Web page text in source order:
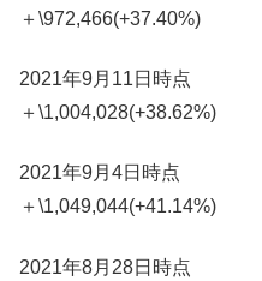
＋\972,466(+37.40%)
2021年9月11日時点
＋\1,004,028(+38.62%)
2021年9月4日時点
＋\1,049,044(+41.14%)
2021年8月28日時点